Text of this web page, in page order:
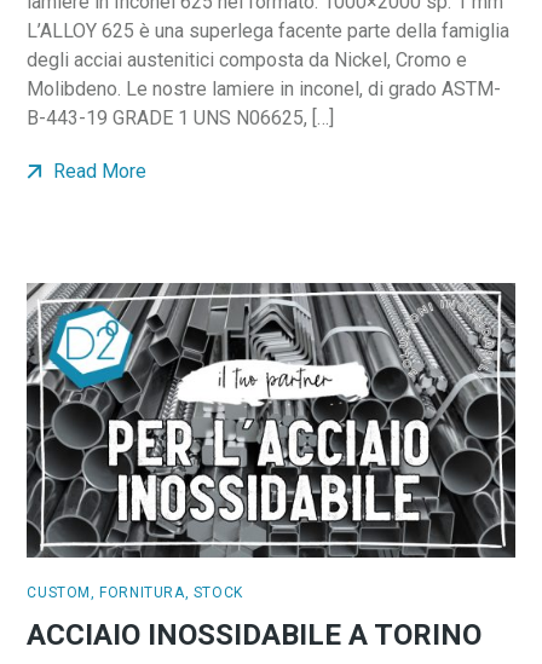
L’ALLOY 625 è una superlega facente parte della famiglia
degli acciai austenitici composta da Nickel, Cromo e
Molibdeno. Le nostre lamiere in inconel, di grado ASTM-
B-443-19 GRADE 1 UNS N06625, […]
Read More
CUSTOM ,FORNITURA STOCK
ACCIAIO INOSSIDABILE A TORINO